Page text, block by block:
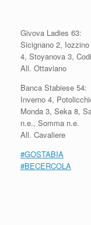
Givova Ladies 63:
Sicignano 2,
4, Stoyanova 3,
All. Ottaviano
Banca Stabiese 54:
Inverno 4,
Monda 3, Seka 8,
n.e., Somma n.e.
All. Cavaliere
#GOSTABIA
#BECERCOLA